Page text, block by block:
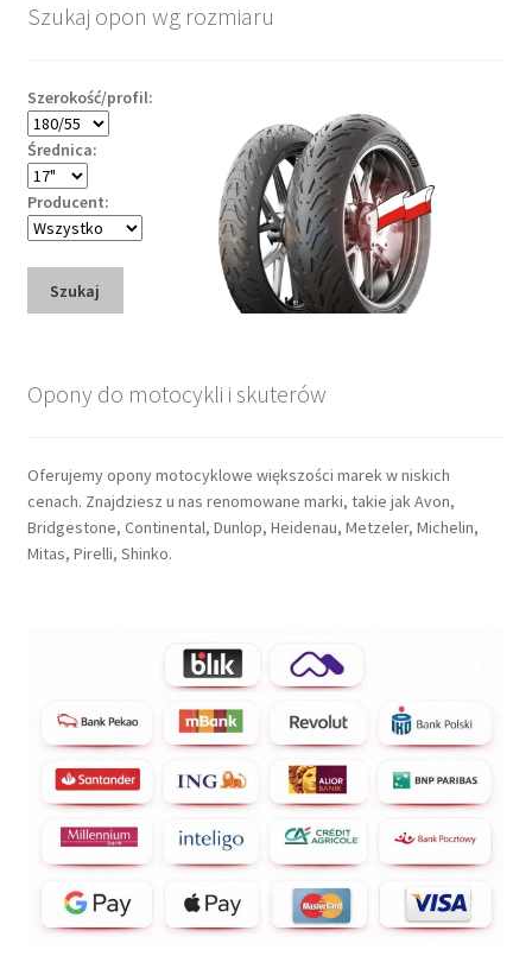
Szukaj opon wg rozmiaru
Szerokość/profil:
Średnica:
Producent:
Szukaj
Opony do motocykli i skuterów
Oferujemy opony motocyklowe większości marek w niskich
cenach. Znajdziesz u nas renomowane marki, takie jak Avon,
Bridgestone, Continental, Dunlop, Heidenau, Metzeler, Michelin,
Mitas, Pirelli, Shinko.